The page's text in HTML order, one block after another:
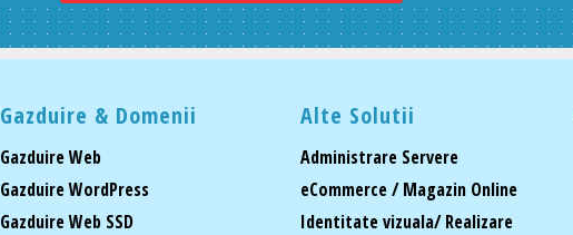
Gazduire & Domenii
Gazduire Web
Gazduire WordPress
Gazduire Web SSD
Alte Solutii
Administrare Servere
eCommerce / Magazin Online
Identitate vizuala/ Realizare